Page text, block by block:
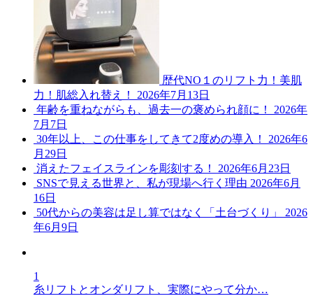
歴代NO１のリフト力！美肌
力！肌総入れ替え！
2026年7月13日
年齢を重ねながらも、過去一の褒められ顔に！
2026年
7月7日
30年以上、この仕事をしてきて2度めの導入！
2026年6
月29日
消えたフェイスラインを彫刻する！
2026年6月23日
SNSで見える世界と、私が現場へ行く理由 2026年6月
16日
50代からの美容は足し算ではなく「土台づくり」
2026
年6月9日
1
糸リフトとオンダリフト、実際にやって分か…